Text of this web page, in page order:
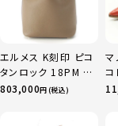
エルメス K刻印 ピコ
タンロック 18PM ト
リヨン ハンドバッグ
803,000円 (税込)
マ
コ
ヒ